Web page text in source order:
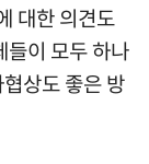
대한 의견도
들이 모두 하나
상도 좋은 방